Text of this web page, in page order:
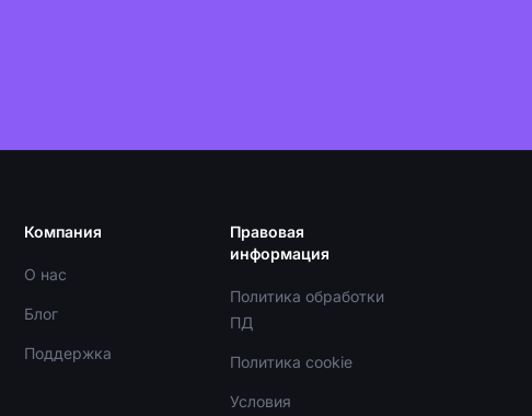
Компания
О нас
Блог
Поддержка
Правовая
информация
Политика обработки
ПД
Политика cookie
Условия